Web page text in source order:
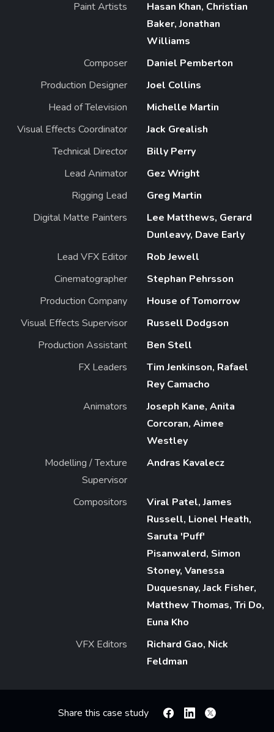
Paint Artists
Hasan Khan, Christian
Baker, Jonathan
Williams
Composer
Daniel Pemberton
Production Designer
Joel Collins
Head of Television
Michelle Martin
Visual Effects Coordinator
Jack Grealish
Technical Director
Billy Perry
Lead Animator
Gez Wright
Rigging Lead
Greg Martin
Digital Matte Painters
Lee Matthews, Gerard
Dunleavy, Dave Early
Lead VFX Editor
Rob Jewell
Cinematographer
Stephan Pehrsson
Production Company
House of Tomorrow
Visual Effects Supervisor
Russell Dodgson
Production Assistant
Ben Stell
FX Leaders
Tim Jenkinson, Rafael
Rey Camacho
Animators
Joseph Kane, Anita
Corcoran, Aimee
Westley
Modelling / Texture
Supervisor
Andras Kavalecz
Compositors
Viral Patel, James
Russell, Lionel Heath,
Saruta 'Puff'
Pisanwalerd, Simon
Stoney, Vanessa
Duquesnay, Jack Fisher,
Matthew Thomas, Tri Do,
Euna Kho
VFX Editors
Richard Gao, Nick
Feldman
Share this case study FacebookLinkedin
X